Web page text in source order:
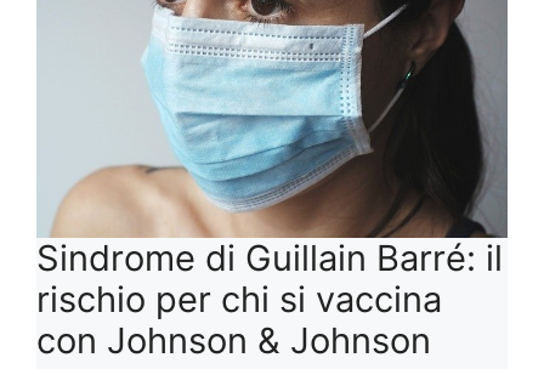
Sindrome di Guillain Barré: il
rischio per chi si vaccina
con Johnson & Johnson